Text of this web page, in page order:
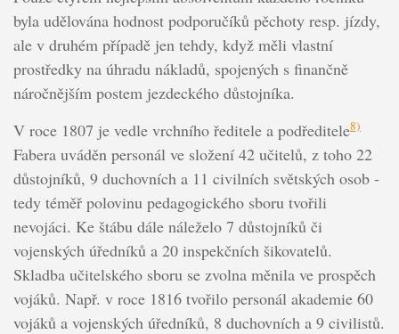
byla udělována hodnost podporučíků pěchoty resp. jízdy,
ale v druhém případě jen tehdy, když měli vlastní
prostředky na úhradu nákladů, spojených s finančně
náročnějším postem jezdeckého důstojníka.
V roce 1807 je vedle vrchního ředitele a podředitele8)
Fabera uváděn personál ve složení 42 učitelů, z toho 22
důstojníků, 9 duchovních a 11 civilních světských osob -
tedy téměř polovinu pedagogického sboru tvořili
nevojáci. Ke štábu dále náleželo 7 důstojníků či
vojenských úředníků a 20 inspekčních šikovatelů.
Skladba učitelského sboru se zvolna měnila ve prospěch
vojáků. Např. v roce 1816 tvořilo personál akademie 60
vojáků a vojenských úředníků, 8 duchovních a 9 civilistů.